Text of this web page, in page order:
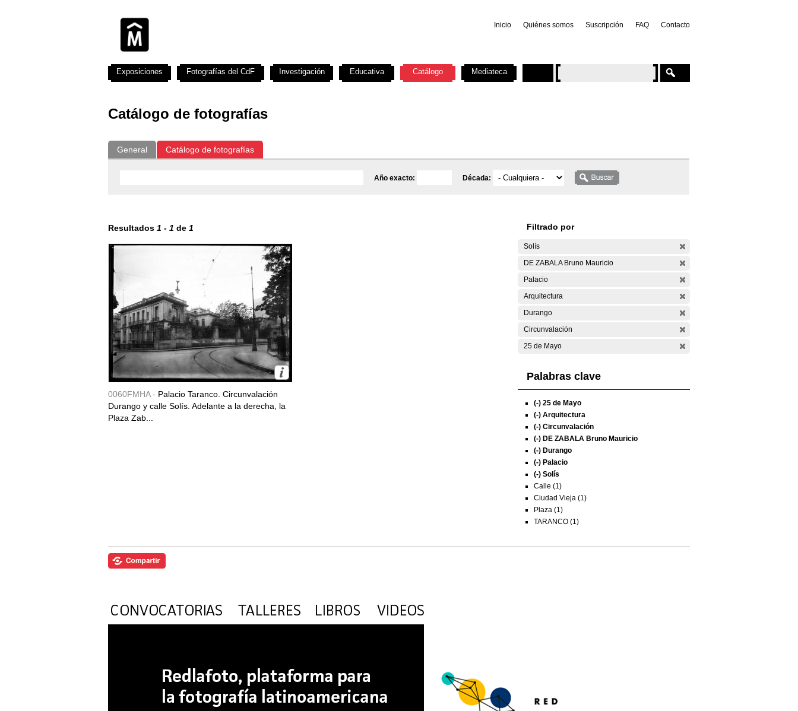
Inicio Quiénes somos Suscripción FAQ Contacto
Catálogo de fotografías
General Catálogo de fotografías
Año exacto: Década:
Resultados 1 - 1 de 1
0060FMHA - Palacio Taranco. Circunvalación
Durango y calle Solís. Adelante a la derecha, la
Plaza Zab...
Filtrado por
Solís
DE ZABALA Bruno Mauricio
Palacio
Arquitectura
Durango
Circunvalación
25 de Mayo
Palabras clave
(-) 25 de Mayo
(-) Arquitectura
(-) Circunvalación
(-) DE ZABALA Bruno Mauricio
(-) Durango
(-) Palacio
(-) Solís
Calle (1)
Ciudad Vieja (1)
Plaza (1)
TARANCO (1)
Exposiciones Fotografías del CdF Investigación Educativa Catálogo Mediateca